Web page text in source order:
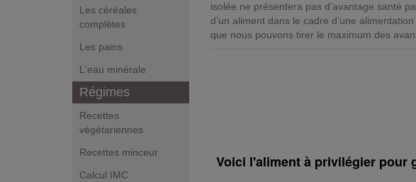
Les céréales
complètes
Les pains
L'eau minérale
Régimes
Recettes
végétariennes
Recettes minceur
Calcul IMC
isolée ne présentera pas d’avantage santé
d’un aliment dans le cadre d’une
que nous pouvons tirer le maximum des
Voici l'aliment à privilégier pour